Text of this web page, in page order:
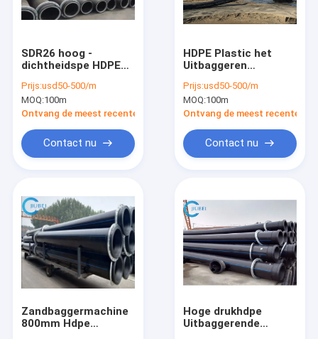
VR-show
Kwaliteitscontrole
Neem contact met ons op
Gevallen
Vraag een offerte
Baggeren pijp drijvers
SDR26 hoog -
dichtheidspe HDPE
Watermodder van
Floater van de
Baggermachinepijp
Uitbaggeren
Mijnbouw
Prijs:usd50-500/m
MOQ:100m
Ontvang de meest recente Prijs
Contact nu
HDPE Plastic het
Uitbaggeren
ZandMijnbouw
Prijs:usd50-500/m
MOQ:100m
Ontvang de meest recente
Contact nu
Zandbaggermachine
800mm Hdpe
Hoge drukhdpe
Uitbaggerende